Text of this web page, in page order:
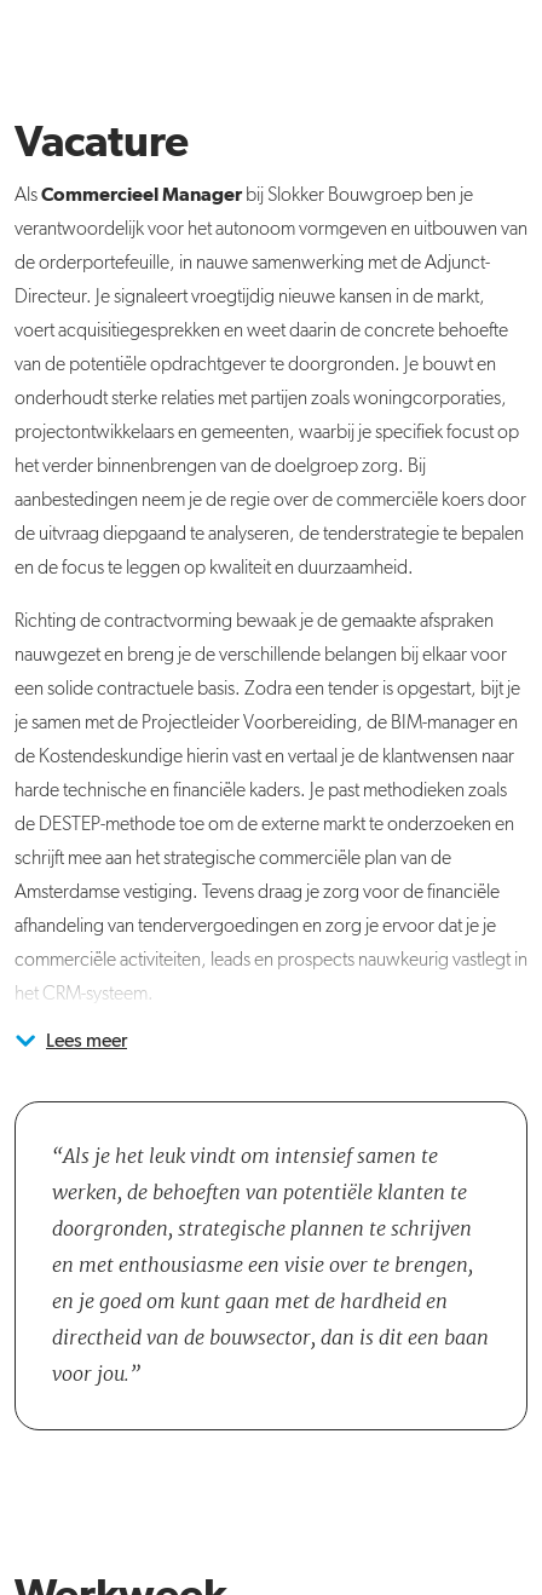
Vacature
AlsCommercieel Managerbij Slokker Bouwgroep ben je
verantwoordelijk voor het autonoom vormgeven en uitbouwen van
de orderportefeuille, in nauwe samenwerking met de Adjunct-
Directeur. Je signaleert vroegtijdig nieuwe kansen in de markt,
voert acquisitiegesprekken en weet daarin de concrete behoefte
van de potentiële opdrachtgever te doorgronden. Je bouwt en
onderhoudt sterke relaties met partijen zoals woningcorporaties,
projectontwikkelaars en gemeenten, waarbij je specifiek focust op
het verder binnenbrengen van de doelgroep zorg. Bij
aanbestedingen neem je de regie over de commerciële koers door
de uitvraag diepgaand te analyseren, de tenderstrategie te bepalen
en de focus te leggen op kwaliteit en duurzaamheid.
Richting de contractvorming bewaak je de gemaakte afspraken
nauwgezet en breng je de verschillende belangen bij elkaar voor
een solide contractuele basis. Zodra een tender is opgestart, bijt je
je samen met de Projectleider Voorbereiding, de BIM-manager en
de Kostendeskundige hierin vast en vertaal je de klantwensen naar
harde technische en financiële kaders. Je past methodieken zoals
de DESTEP-methode toe om de externe markt te onderzoeken en
schrijft mee aan het strategische commerciële plan van de
Amsterdamse vestiging. Tevens draag je zorg voor de financiële
afhandeling van tendervergoedingen en zorg je ervoor dat je je
commerciële activiteiten, leads en prospects nauwkeurig vastlegt in
het CRM-systeem.
Je komt te werken op de Afdeling Acquisitie, samen met de
zorgt. Binnen de vestiging werk je nauw samen met projectteams,
Kostendeskundigen, BIM-Managers en het Hoofd Productie om de
haalbaarheid van tenders vanaf de ontwerpfase te garanderen. Op
de vrijdagmiddag sluiten de afdelingen de werkweek gezamenlijk
zodat je makkelijk met je collega's kan coördineren en goed op de
Acquisitie naar aanleiding van deze vacature wordt niet op prijs
Lees meer
Als je het leuk vindt om intensief samen te
werken, de behoeften van potentiële klanten te
doorgronden, strategische plannen te schrijven
en met enthousiasme een visie over te brengen,
en je goed om kunt gaan met de hardheid en
directheid van de bouwsector, dan is dit een baan
voor jou.